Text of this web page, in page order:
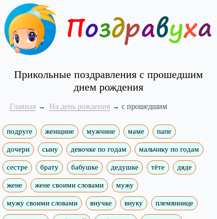
Прикольные поздравления с прошедшим
днем рождения
Главная На день рождения с прошедшим
подруге женщине мужчине маме папе
дочери сыну девочке по годам мальчику по годам
сестре брату бабушке дедушке тёте дяде
жене жене своими словами мужу
мужу своими словами внучке внуку племяннице